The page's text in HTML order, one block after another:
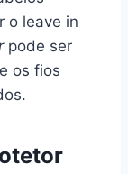
o leave in
pode ser
os fios